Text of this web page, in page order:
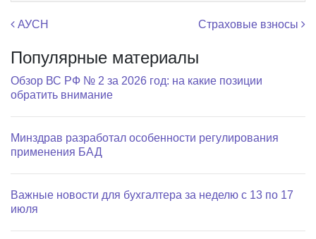
Навигация по записям
АУСН Страховые взносы
Популярные материалы
Обзор ВС РФ № 2 за 2026 год: на какие позиции
обратить внимание
Минздрав разработал особенности регулирования
применения БАД
Важные новости для бухгалтера за неделю с 13 по 17
июля